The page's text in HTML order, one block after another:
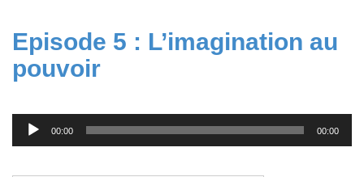
Episode 5 : L’imagination au
pouvoir
Lecteur
audio
00:00 00:00